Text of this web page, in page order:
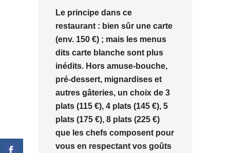
Le principe dans ce
restaurant : bien sûr une carte
(env. 150 €) ; mais les menus
dits carte blanche sont plus
inédits. Hors amuse-bouche,
pré-dessert, mignardises et
autres gâteries, un choix de 3
plats (115 €), 4 plats (145 €), 5
plats (175 €), 8 plats (225 €)
que les chefs composent pour
vous en respectant vos goûts